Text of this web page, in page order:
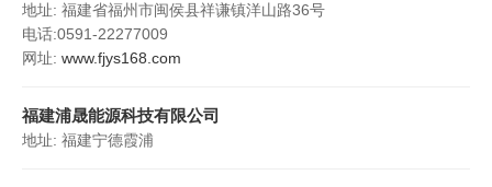
地址: 福建省福州市闽侯县祥谦镇洋山路36号
电话:0591-22277009
网址: www.fjys168.com
福建浦晟能源科技有限公司
地址: 福建宁德霞浦